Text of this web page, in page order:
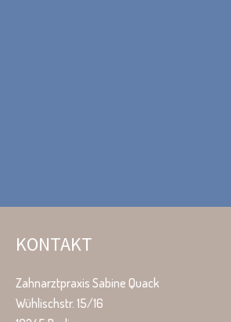
KONTAKT
Zahnarztpraxis Sabine Quack
Wühlischstr. 15/16